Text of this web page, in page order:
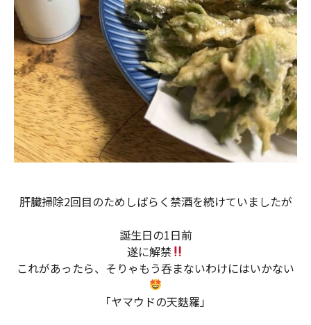
肝臓掃除2回目のためしばらく禁酒を続けていましたが
誕生日の1日前
遂に解禁
これがあったら、そりゃもう呑まないわけにはいかない
「ヤマウドの天麩羅」